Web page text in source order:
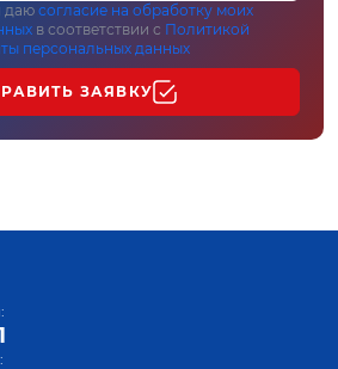
даю согласие на обработку моих
в соответствии с Политикой
персональных данных
ЗАЯВКУ